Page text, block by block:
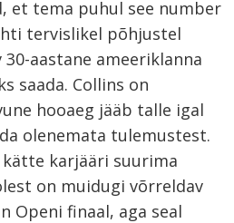
et tema puhul see number
tervislikel põhjustel
aastane ameeriklanna
saada. Collins on
hooaeg jääb talle igal
olenemata tulemustest.
karjääri suurima
on muidugi võrreldav
Openi finaal, aga seal